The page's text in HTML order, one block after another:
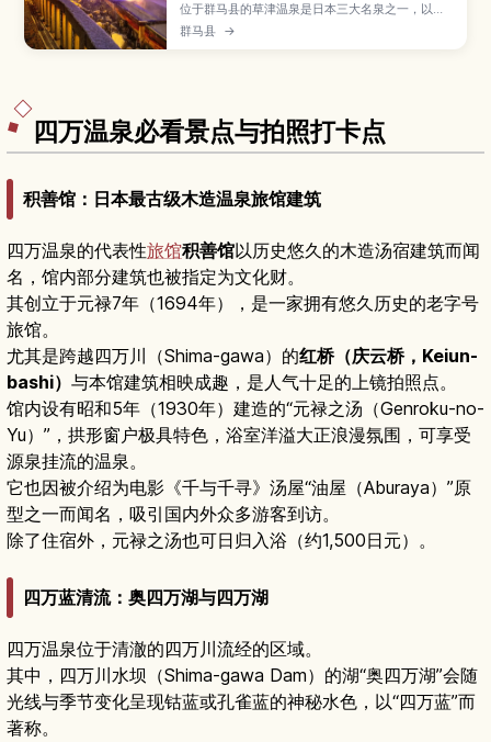
位于群马县的草津温泉是日本三大名泉之一，以象
征性景点“汤畑”、高酸性的泉质和传统的“揉汤”表
演而闻名。本文介绍草津温泉的特色泉水、推荐的
群马县 →
四万温泉必看景点与拍照打卡点
积善馆：日本最古级木造温泉旅馆建筑
四万温泉的代表性旅馆积善馆以历史悠久的木造汤宿建筑而闻
名，馆内部分建筑也被指定为文化财。
其创立于元禄7年（1694年），是一家拥有悠久历史的老字号
旅馆。
尤其是跨越四万川（Shima-gawa）的红桥（庆云桥，Keiun-
bashi） 与本馆建筑相映成趣，是人气十足的上镜拍照点。
馆内设有昭和5年（1930年）建造的“元禄之汤（Genroku-no-
Yu）”，拱形窗户极具特色，浴室洋溢大正浪漫氛围，可享受
源泉挂流的温泉。
它也因被介绍为电影《千与千寻》汤屋“油屋（Aburaya）”原
型之一而闻名，吸引国内外众多游客到访。
除了住宿外，元禄之汤也可日归入浴（约1,500日元）。
四万蓝清流：奥四万湖与四万湖
四万温泉位于清澈的四万川流经的区域。
其中，四万川水坝（Shima-gawa Dam）的湖“奥四万湖”会随
光线与季节变化呈现钴蓝或孔雀蓝的神秘水色，以“四万蓝”而
著称。